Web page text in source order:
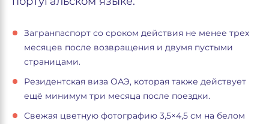
Загранпаспорт со сроком действия не менее трех
месяцев после возвращения и двумя пустыми
страницами.
Резидентская виза ОАЭ, которая также действует
ещё минимум три месяца после поездки.
Свежая цветную фотографию 3,5×4,5 см на белом